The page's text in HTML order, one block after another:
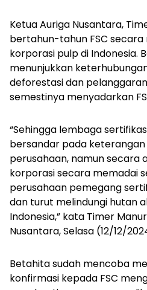
Ketua Auriga Nusantara,
bertahun-tahun FSC
korporasi pulpdi Indonesia.
menunjukkan
deforestasi dan
semestinya menyadarkan
“Sehingga lembaga
bersandar pada
perusahaan, namun secara
korporasi secara memadai
perusahaan pemegang
dan turut melindungi hutan
Indonesia,” kata Timer
Nusantara, Selasa (12/12/
Betahita sudah mencoba
konfirmasi kepada FSC